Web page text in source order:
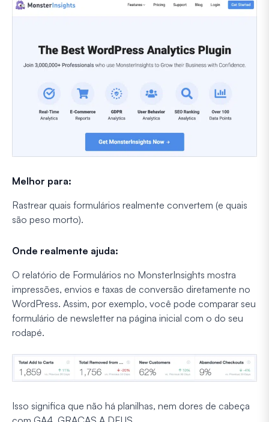
Melhor para:
Rastrear quais formulários realmente convertem (e quais
são peso morto).
Onde realmente ajuda:
O relatório de Formulários no MonsterInsights mostra
impressões, envios e taxas de conversão diretamente no
WordPress. Assim, por exemplo, você pode comparar seu
formulário de newsletter na página inicial com o do seu
rodapé.
Isso significa que não há planilhas, nem dores de cabeça